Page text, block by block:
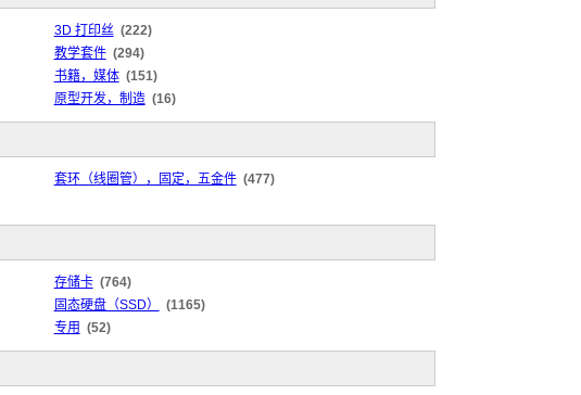
3D 打印丝 (222)
教学套件 (294)
书籍，媒体 (151)
原型开发，制造 (16)
套环（线圈管），固定，五金件 (477)
存储卡 (764)
固态硬盘（SSD）
(1165)
专用 (52)